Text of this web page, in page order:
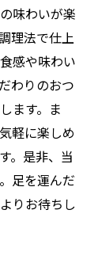
味わいが楽
理法で仕上
感や味わい
わりのおつ
ます。ま
軽に楽しめ
。是非、当
足を運んだ
りお待ちし